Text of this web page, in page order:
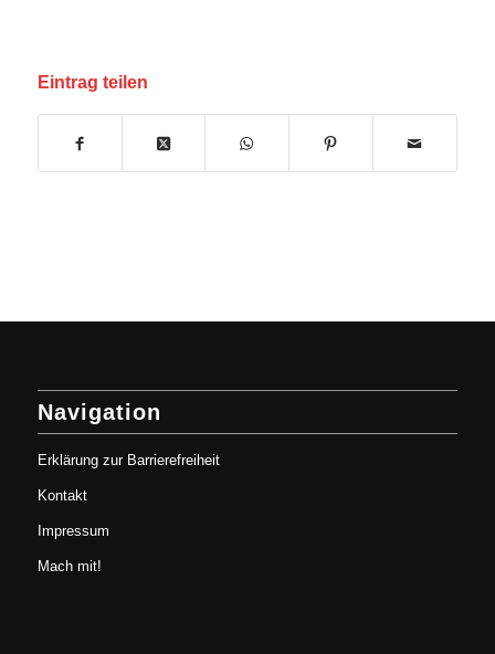
Eintrag teilen
Navigation
Erklärung zur Barrierefreiheit
Kontakt
Impressum
Mach mit!